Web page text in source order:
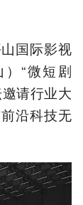
国际影视
“微短剧
请行业大
沿科技无